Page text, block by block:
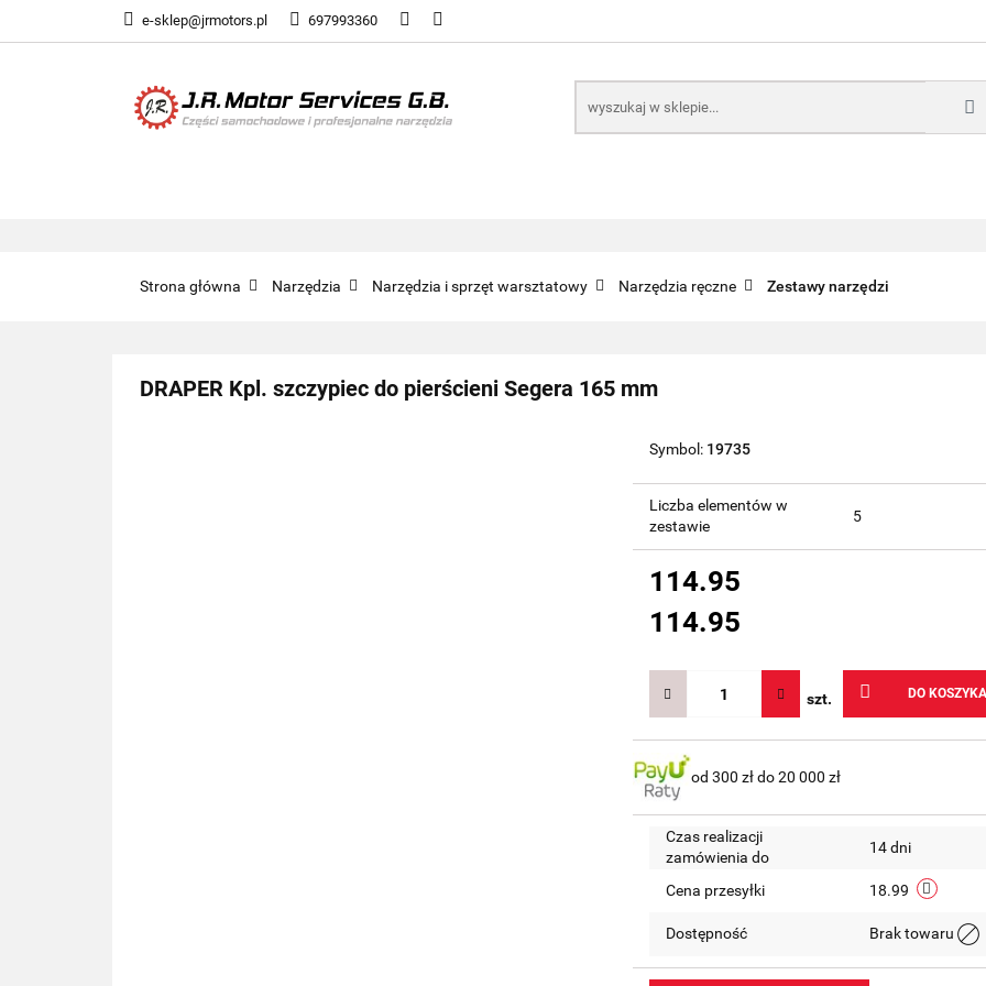
e-sklep@jrmotors.pl 697993360
UKŁADY PALIWOWE
KOMPONENTY ELEKTRONICZNE B2B
Strona główna Narzędzia Narzędzia i sprzęt warsztatowy Narzędzia ręczne Zestawy narzędzi
DRAPER Kpl. szczypiec do pierścieni Segera 165 mm
Symbol: 19735
Liczba elementów w
zestawie
5
114.95
114.95
szt. DO KOSZYKA
od 300 zł do 20 000 zł
Czas realizacji
zamówienia do
14 dni
Cena przesyłki 18.99
Dostępność Brak towaru